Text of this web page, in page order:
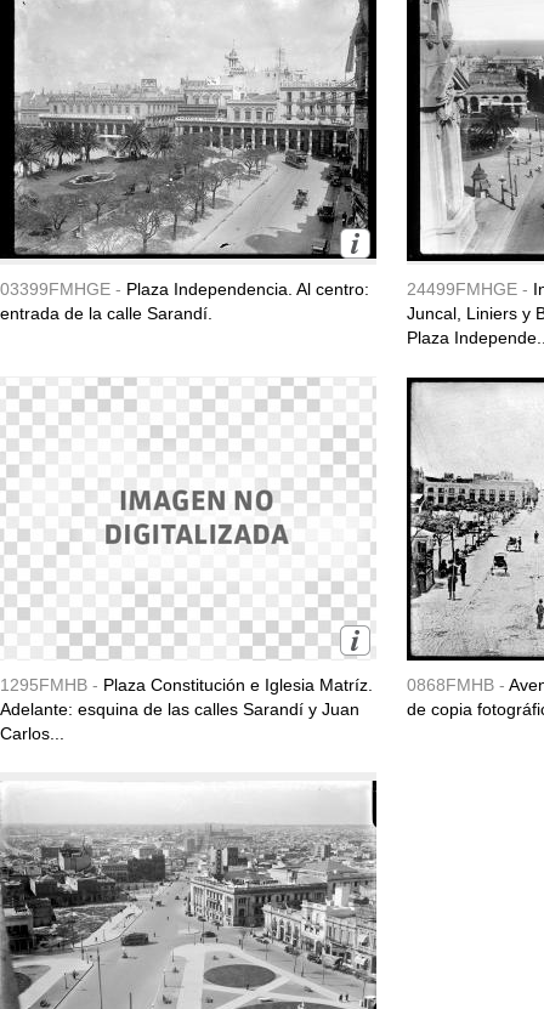
03399FMHGE - Plaza Independencia. Al centro:
entrada de la calle Sarandí.
24499FMHGE -
Juncal, Liniers y
Plaza
1295FMHB - Plaza Constitución e Iglesia Matríz.
Adelante: esquina de las calles Sarandí y Juan
Carlos...
0868FMHB -
de copia